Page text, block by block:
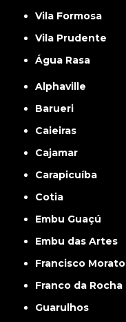
Vila Formosa
Vila Prudente
Água Rasa
Alphaville
Barueri
Caieiras
Cajamar
Carapicuíba
Cotia
Embu Guaçú
Embu das Artes
Francisco Morato
Franco da Rocha
Guarulhos